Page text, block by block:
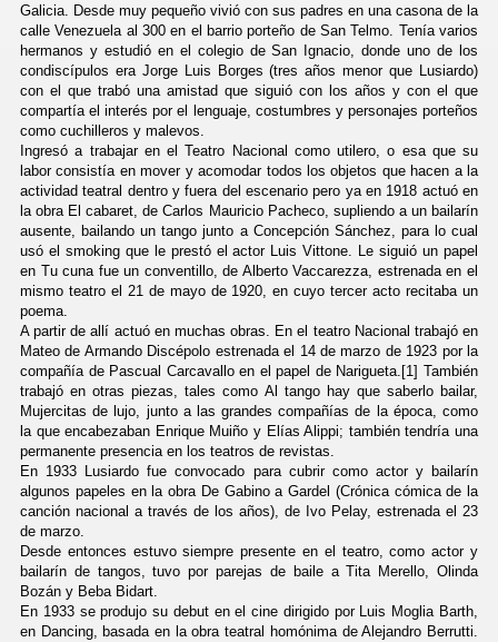
Galicia. Desde muy pequeño vivió con sus padres en una casona de la
calle Venezuela al 300 en el barrio porteño de San Telmo. Tenía varios
hermanos y estudió en el colegio de San Ignacio, donde uno de los
condiscípulos era Jorge Luis Borges (tres años menor que Lusiardo)
con el que trabó una amistad que siguió con los años y con el que
compartía el interés por el lenguaje, costumbres y personajes porteños
como cuchilleros y malevos.
Ingresó a trabajar en el Teatro Nacional como utilero, o esa que su
labor consistía en mover y acomodar todos los objetos que hacen a la
actividad teatral dentro y fuera del escenario pero ya en 1918 actuó en
la obra El cabaret, de Carlos Mauricio Pacheco, supliendo a un bailarín
ausente, bailando un tango junto a Concepción Sánchez, para lo cual
usó el smoking que le prestó el actor Luis Vittone. Le siguió un papel
en Tu cuna fue un conventillo, de Alberto Vaccarezza, estrenada en el
mismo teatro el 21 de mayo de 1920, en cuyo tercer acto recitaba un
poema.
A partir de allí actuó en muchas obras. En el teatro Nacional trabajó en
Mateo de Armando Discépolo estrenada el 14 de marzo de 1923 por la
compañía de Pascual Carcavallo en el papel de Narigueta.[1] También
trabajó en otras piezas, tales como Al tango hay que saberlo bailar,
Mujercitas de lujo, junto a las grandes compañías de la época, como
la que encabezaban Enrique Muiño y Elías Alippi; también tendría una
permanente presencia en los teatros de revistas.
En 1933 Lusiardo fue convocado para cubrir como actor y bailarín
algunos papeles en la obra De Gabino a Gardel (Crónica cómica de la
canción nacional a través de los años), de Ivo Pelay, estrenada el 23
de marzo.
Desde entonces estuvo siempre presente en el teatro, como actor y
bailarín de tangos, tuvo por parejas de baile a Tita Merello, Olinda
Bozán y Beba Bidart.
En 1933 se produjo su debut en el cine dirigido por Luis Moglia Barth,
en Dancing, basada en la obra teatral homónima de Alejandro Berrutti.